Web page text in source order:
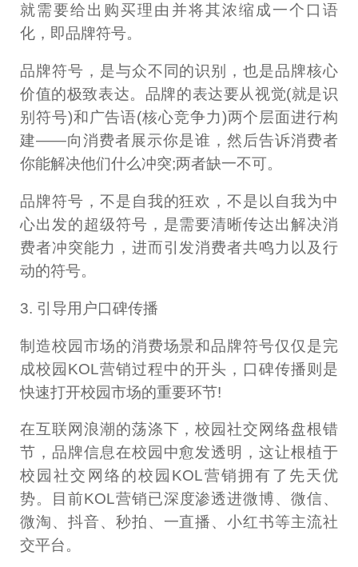
就需要给出购买理由并将其浓缩成一个口语
化，即品牌符号。
品牌符号，是与众不同的识别，也是品牌核心
价值的极致表达。品牌的表达要从视觉(就是识
别符号)和广告语(核心竞争力)两个层面进行构
建——向消费者展示你是谁，然后告诉消费者
你能解决他们什么冲突;两者缺一不可。
品牌符号，不是自我的狂欢，不是以自我为中
心出发的超级符号，是需要清晰传达出解决消
费者冲突能力，进而引发消费者共鸣力以及行
动的符号。
3. 引导用户口碑传播
制造校园市场的消费场景和品牌符号仅仅是完
成校园KOL营销过程中的开头，口碑传播则是
快速打开校园市场的重要环节!
在互联网浪潮的荡涤下，校园社交网络盘根错
节，品牌信息在校园中愈发透明，这让根植于
校园社交网络的校园KOL营销拥有了先天优
势。目前KOL营销已深度渗透进微博、微信、
微淘、抖音、秒拍、一直播、小红书等主流社
交平台。